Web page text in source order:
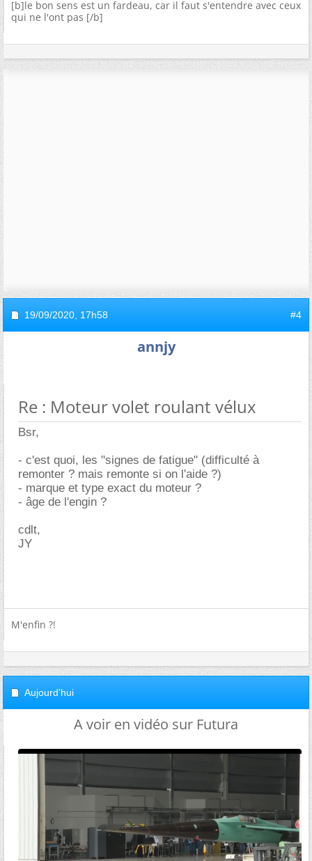
[b]le bon sens est un fardeau, car il faut s'entendre avec ceux
qui ne l'ont pas [/b]
19/09/2020, 17h58 #4
annjy
Re : Moteur volet roulant vélux
Bsr,
- c'est quoi, les "signes de fatigue" (difficulté à
remonter ? mais remonte si on l'aide ?)
- marque et type exact du moteur ?
- âge de l'engin ?
cdlt,
JY
M'enfin ?!
Aujourd'hui
A voir en vidéo sur Futura